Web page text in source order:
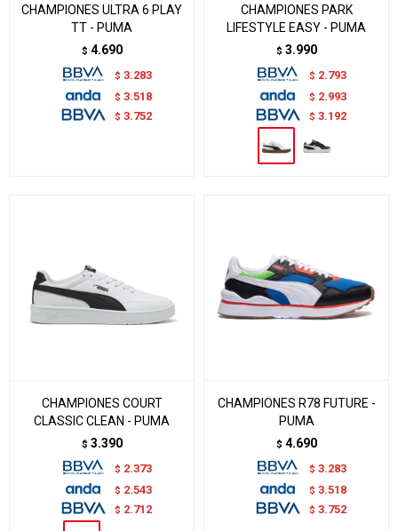
CHAMPIONES ULTRA 6 PLAY
TT - PUMA
$ 4.690
$ 3.283
$ 3.518
$ 3.752
CHAMPIONES PARK
LIFESTYLE EASY - PUMA
$ 3.990
$ 2.793
$ 2.993
$ 3.192
CHAMPIONES COURT
CLASSIC CLEAN - PUMA
$ 3.390
$ 2.373
$ 2.543
$ 2.712
CHAMPIONES R78 FUTURE -
PUMA
$ 4.690
$ 3.283
$ 3.518
$ 3.752